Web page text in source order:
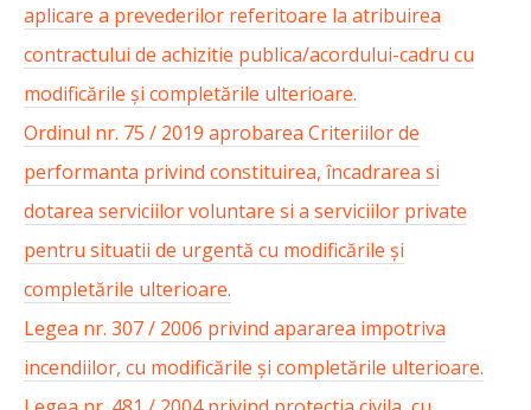
aplicare a prevederilor referitoare la atribuirea
contractului de achizitie publica/acordului-cadru cu
modificările și completările ulterioare.
Ordinul nr. 75 / 2019 aprobarea Criteriilor de
performanta privind constituirea, încadrarea si
dotarea serviciilor voluntare si a serviciilor private
pentru situatii de urgentă cu modificările și
completările ulterioare.
Legea nr. 307 / 2006 privind apararea impotriva
incendiilor, cu modificările și completările ulterioare.